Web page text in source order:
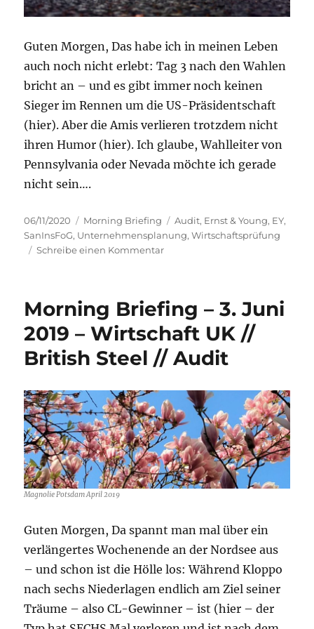
Guten Morgen, Das habe ich in meinen Leben
auch noch nicht erlebt: Tag 3 nach den Wahlen
bricht an – und es gibt immer noch keinen
Sieger im Rennen um die US-Präsidentschaft
(hier). Aber die Amis verlieren trotzdem nicht
ihren Humor (hier). Ich glaube, Wahlleiter von
Pennsylvania oder Nevada möchte ich gerade
nicht sein….
Veröffentlicht
am
06/11/2020 Kategorien
Morning Briefing Schlagwörter
Audit, Ernst & Young, EY,
SanInsFoG, Unternehmensplanung,Wirtschaftsprüfung
Schreibe einen Kommentarzu
November
2020
–
Audit-
Special
Morning Briefing – 3. Juni
2019 – Wirtschaft UK //
British Steel // Audit
Magnolie Potsdam April 2019
Guten Morgen, Da spannt man mal über ein
verlängertes Wochenende an der Nordsee aus
– und schon ist die Hölle los: Während Kloppo
nach sechs Niederlagen endlich am Ziel seiner
Träume – also CL-Gewinner – ist (hier – der